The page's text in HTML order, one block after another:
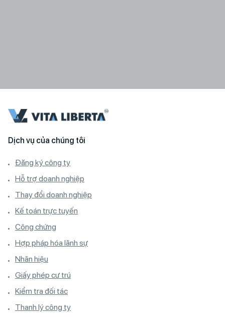
Dịch vụ của chúng tôi
Đăng ký công ty
Hỗ trợ doanh nghiệp
Thay đổi doanh nghiệp
Kế toán trực tuyến
Công chứng
Hợp pháp hóa lãnh sự
Nhãn hiệu
Giấy phép cư trú
Kiểm tra đối tác
Thanh lý công ty